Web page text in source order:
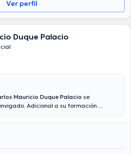
Ver perfil
Duque Palacio
Mauricio Duque Palacio se
Adicional a su formación
El médico lleva más de años de
de diversas asociaciones médicas.
ha contribuido en incontables